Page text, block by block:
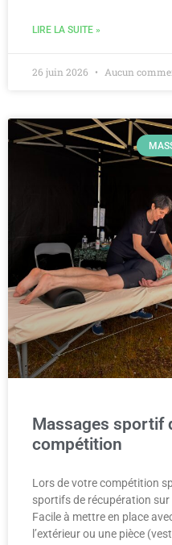
LIRE LA SUITE »
26 juin 2026 Aucun
Massages sportif
compétition
Lors de votre compétition
sportifs de récupération sur
Facile à mettre en place
l’extérieur ou une pièce